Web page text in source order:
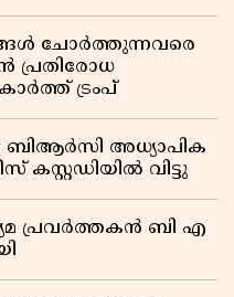
ചോർത്തുന്നവരെ
പ്രതിരോധ
ട്രംപ്
അധ്യാപിക
കസ്റ്റഡിയിൽ വിട്ടു
പ്രവർത്തകൻ ബി എ